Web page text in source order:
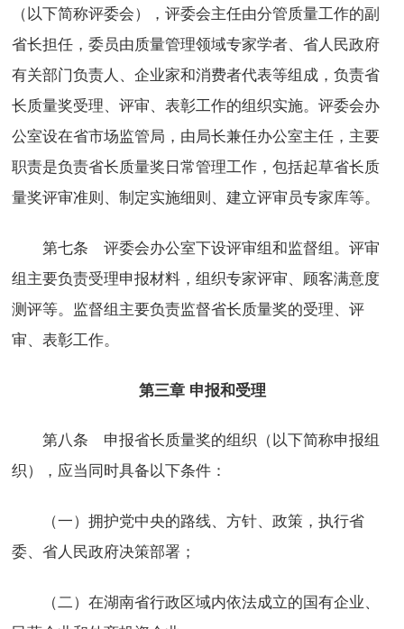
（以下简称评委会），评委会主任由分管质量工作的副
省长担任，委员由质量管理领域专家学者、省人民政府
有关部门负责人、企业家和消费者代表等组成，负责省
长质量奖受理、评审、表彰工作的组织实施。评委会办
公室设在省市场监管局，由局长兼任办公室主任，主要
职责是负责省长质量奖日常管理工作，包括起草省长质
量奖评审准则、制定实施细则、建立评审员专家库等。
第七条 评委会办公室下设评审组和监督组。评审
组主要负责受理申报材料，组织专家评审、顾客满意度
测评等。监督组主要负责监督省长质量奖的受理、评
审、表彰工作。
第三章 申报和受理
第八条 申报省长质量奖的组织（以下简称申报组
织），应当同时具备以下条件：
（一）拥护党中央的路线、方针、政策，执行省
委、省人民政府决策部署；
（二）在湖南省行政区域内依法成立的国有企业、